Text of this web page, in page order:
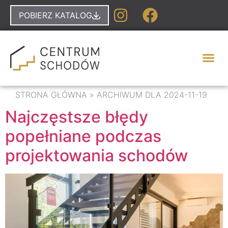
POBIERZ KATALOG
STRONA GŁÓWNA » ARCHIWUM DLA 2024-11-19
Najczęstsze błędy
popełniane podczas
projektowania schodów